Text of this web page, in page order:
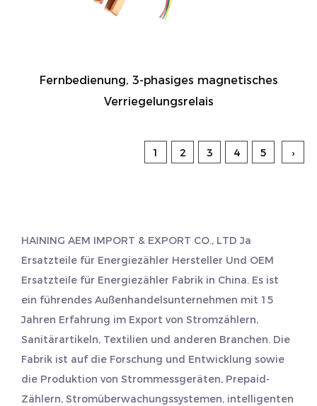
Fernbedienung, 3-phasiges magnetisches
Verriegelungsrelais
1 2 3 4 5 ›
HAINING AEM IMPORT & EXPORT CO., LTD Ja
Ersatzteile für Energiezähler Hersteller Und OEM
Ersatzteile für Energiezähler Fabrik in China. Es ist
ein führendes Außenhandelsunternehmen mit 15
Jahren Erfahrung im Export von Stromzählern,
Sanitärartikeln, Textilien und anderen Branchen. Die
Fabrik ist auf die Forschung und Entwicklung sowie
die Produktion von Strommessgeräten, Prepaid-
Zählern, Stromüberwachungssystemen, intelligenten